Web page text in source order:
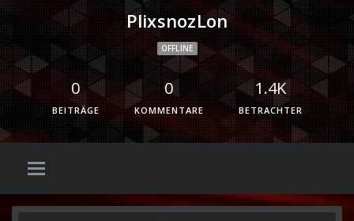
PlixsnozLon
OFFLINE
0
BEITRÄGE
0
KOMMENTARE
1.4K
BETRACHTER